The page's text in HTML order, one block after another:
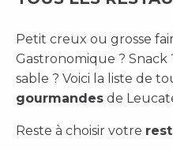
Petit creux ou grosse
Gastronomique ? Snack
sable ? Voici la liste de
gourmandes de
Reste à choisir votre